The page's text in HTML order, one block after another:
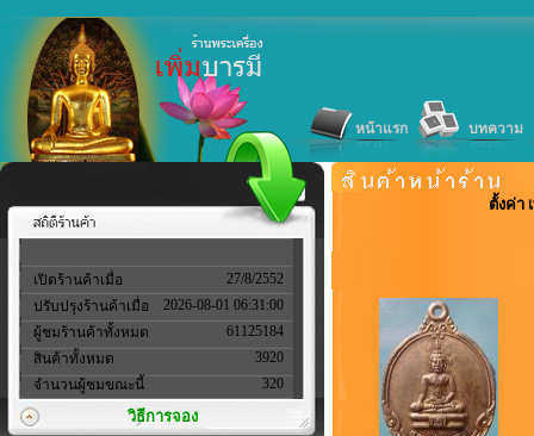
หน้าแรก บทความ
เปิดร้านค้าเมื่อ
27/8/2552
ปรับปรุงร้านค้าเมื่อ
2026-08-01 06:31:00
ผู้ชมร้านค้าทั้งหมด
61125184
สินค้าทั้งหมด
3920
จำนวนผู้ชมขณะนี้
320
วิธีการจอง
ตั้งค่า